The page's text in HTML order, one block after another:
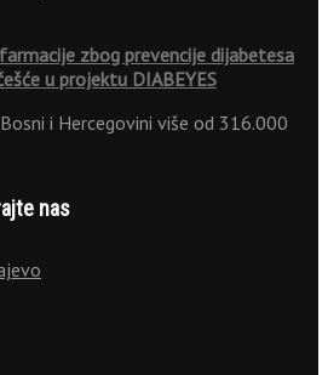
zbog prevencije dijabetesa
u projektu DIABEYES
i Hercegovini više od 316.000
nas